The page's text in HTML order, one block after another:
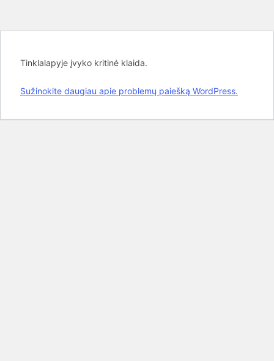
Tinklalapyje įvyko kritinė klaida.
Sužinokite daugiau apie problemų paiešką WordPress.